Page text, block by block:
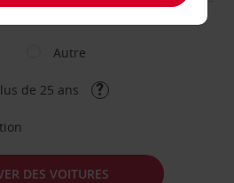
Autre
de 25 ans
DES VOITURES